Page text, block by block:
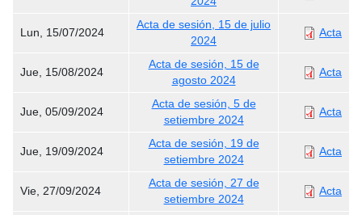
Lun, 15/07/2024
Acta de sesión, 15 de julio
2024
Acta
Jue, 15/08/2024
Acta de sesión, 15 de
agosto 2024
Acta
Jue, 05/09/2024
Acta de sesión, 5 de
setiembre 2024
Acta
Jue, 19/09/2024
Acta de sesión, 19 de
setiembre 2024
Acta
Vie, 27/09/2024
Acta de sesión, 27 de
setiembre 2024
Acta